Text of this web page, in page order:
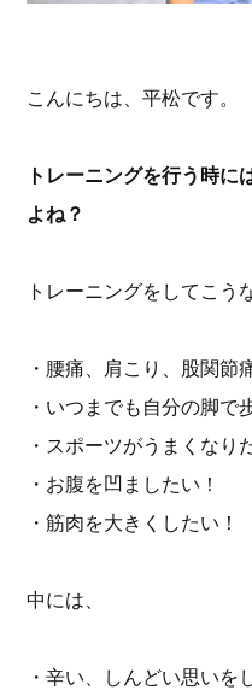
こんにちは、平松です。
トレーニングを行う時に
よね？
トレーニングをしてこう
・腰痛、肩こり、股関節
・いつまでも自分の脚で
・スポーツがうまくなり
・お腹を凹ましたい！
・筋肉を大きくしたい！
中には、
・辛い、しんどい思いを